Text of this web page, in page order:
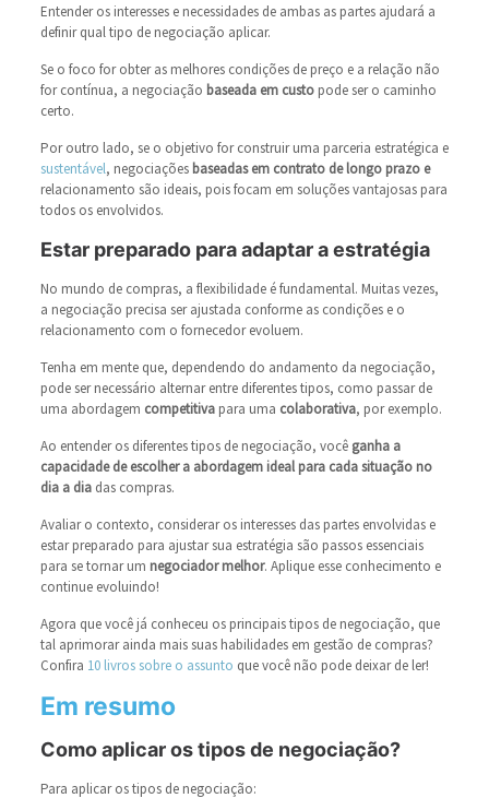
Entender os interesses e necessidades de ambas as partes ajudará a
definir qual tipo de negociação aplicar.
Se o foco for obter as melhores condições de preço e a relação não
for contínua, a negociação baseada em custo pode ser o caminho
certo.
Por outro lado, se o objetivo for construir uma parceria estratégica e
sustentável, negociações baseadas em contrato de longo prazo e
relacionamento são ideais, pois focam em soluções vantajosas para
todos os envolvidos.
Estar preparado para adaptar a estratégia
No mundo de compras, a flexibilidade é fundamental. Muitas vezes,
a negociação precisa ser ajustada conforme as condições e o
relacionamento com o fornecedor evoluem.
Tenha em mente que, dependendo do andamento da negociação,
pode ser necessário alternar entre diferentes tipos, como passar de
uma abordagem competitivapara uma colaborativa, por exemplo.
Ao entender os diferentes tipos de negociação, você ganha a
capacidade de escolher a abordagem ideal para cada situação no
dia a diadas compras.
Avaliar o contexto, considerar os interesses das partes envolvidas e
estar preparado para ajustar sua estratégia são passos essenciais
para se tornar um negociador melhor. Aplique esse conhecimento e
continue evoluindo!
Agora que você já conheceu os principais tipos de negociação, que
tal aprimorar ainda mais suas habilidades em gestão de compras?
Confira 10 livros sobre o assunto que você não pode deixar de ler!
Em resumo
Como aplicar os tipos de negociação?
Para aplicar os tipos de negociação: